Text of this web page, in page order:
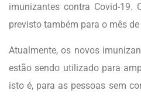
imunizantes contra Covid-19.
previsto também para o mês
Atualmente, os novos
estão sendo utilizado para
isto é, para as pessoas sem